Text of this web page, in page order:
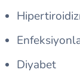
Diyabet